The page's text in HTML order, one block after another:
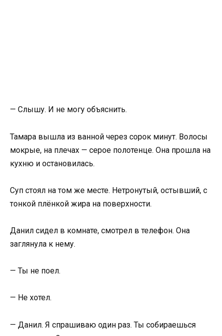
— Слышу. И не могу объяснить.
Тамара вышла из ванной через сорок минут. Волосы
мокрые, на плечах — серое полотенце. Она прошла на
кухню и остановилась.
Суп стоял на том же месте. Нетронутый, остывший, с
тонкой плёнкой жира на поверхности.
Данил сидел в комнате, смотрел в телефон. Она
заглянула к нему.
— Ты не поел.
— Не хотел.
— Данил. Я спрашиваю один раз. Ты собираешься